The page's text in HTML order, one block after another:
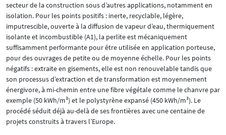
secteur de la construction sous d’autres applications, notamment en
isolation. Pour les points positifs : inerte, recyclable, légère,
imputrescible, ouverte à la diffusion de vapeur d’eau, thermiquement
isolante et incombustible (A1), la perlite est mécaniquement
suffisamment performante pour être utilisée en application porteuse,
pour des ouvrages de petite ou de moyenne échelle. Pour les points
négatifs : extraite en gisements, elle est non renouvelable tandis que
son processus d’extraction et de transformation est moyennement
énergivore, à mi-chemin entre une fibre végétale comme le chanvre par
exemple (50 kWh/m³) et le polystyrène expansé (450 kWh/m³). Le
procédé séduit déjà au-delà de ses frontières avec une centaine de
projets construits à travers l’Europe.